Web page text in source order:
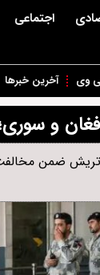
اجتماعی
وی آخرین خبرها
و
ضمن